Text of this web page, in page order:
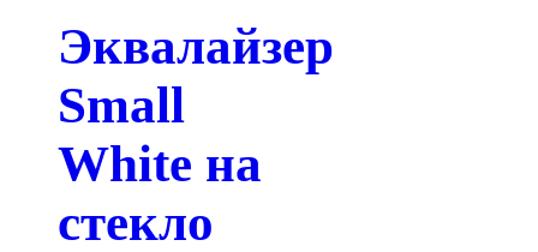
Эквалайзер
Small
White на
стекло